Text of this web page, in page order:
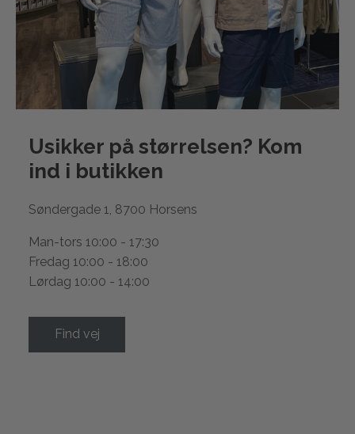
Usikker på størrelsen? Kom
ind i butikken
Søndergade 1, 8700 Horsens
Man-tors 10:00 - 17:30
Fredag 10:00 - 18:00
Lørdag 10:00 - 14:00
Find vej